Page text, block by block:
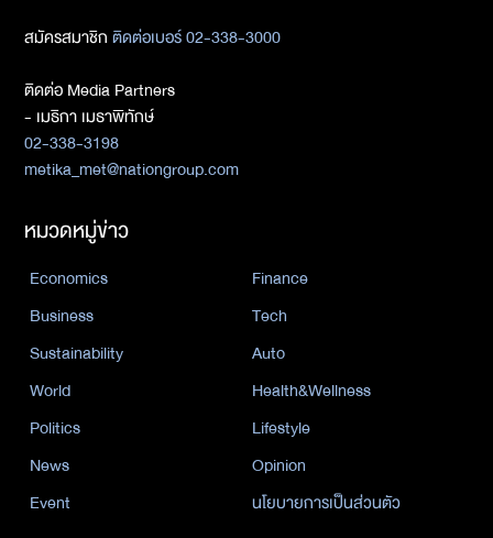
สมัครสมาชิกติดต่อเบอร์ 02-338-3000
ติดต่อ Media Partners
- เมธิกา เมธาพิทักษ์
02-338-3198
metika_met@nationgroup.com
หมวดหมู่ข่าว
Economics
Finance
Business
Tech
Sustainability
Auto
World
Health&Wellness
Politics
Lifestyle
News
Opinion
Event
นโยบายการเป็นส่วนตัว